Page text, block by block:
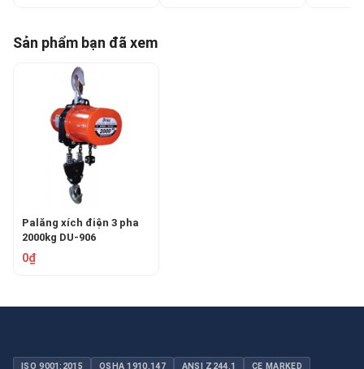
Sản phẩm bạn đã xem
Palăng xích điện 3 pha
2000kg DU-906
0₫
ISO 9001:2015 OSHA 1910.147 ANSI Z244.1 CE MARKED